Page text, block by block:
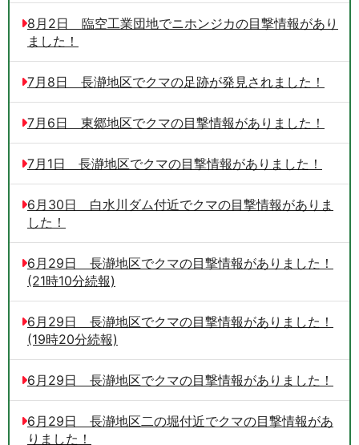
8月2日 臨空工業団地でニホンジカの目撃情報があり
ました！
7月8日 長瀞地区でクマの足跡が発見されました！
7月6日 東郷地区でクマの目撃情報がありました！
7月1日 長瀞地区でクマの目撃情報がありました！
6月30日 白水川ダム付近でクマの目撃情報がありま
した！
6月29日 長瀞地区でクマの目撃情報がありました！
(21時10分続報)
6月29日 長瀞地区でクマの目撃情報がありました！
(19時20分続報)
6月29日 長瀞地区でクマの目撃情報がありました！
6月29日 長瀞地区二の堀付近でクマの目撃情報があ
りました！